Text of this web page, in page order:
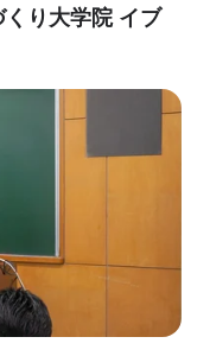
くり大学院 イブ